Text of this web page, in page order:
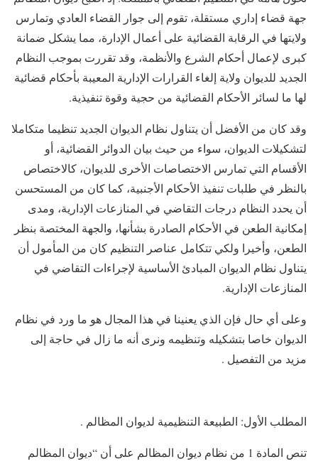
جهة قضاء إداري مستقلة، تقوم إلى جوار القضاء العادي وتمارس
ولايتها في الرقابة القضائية على أعمال الإدارة، مما يشكل ضمانة
كبرى لإعمال أحكام الشرع والأنظمة، وقد تقررت بموجب النظام
الجديد للديوان ولاية إلغاء القرارات الإدارية المعيبة بأحكام قضائية
لها ما لسائر الأحكام القضائية من حجية وقوة تنفيذية.
وقد كان من الأفضل أن يتناول نظام الديوان الجديد تنظيما متكاملا
لتشكيلات الديوان، سواء من حيث بيان الدوائر القضائية، أو
الأقسام التي تمارس الاختصاصات الأخرى للديوان، كالاختصاص
بالنظر في طلبات تنفيذ الأحكام الأجنبية، كما كان من المستحسن
أن يحدد النظام درجات التقاضي في المنازعات الإدارية، ومدى
إمكانية الطعن في الأحكام الصادرة بشأنها، والجهة المختصة بنظر
الطعن، وأخيرا ولكي تتكامل عناصر التنظيم كان من المأمول أن
يتناول نظام الديوان المبادئ الأساسية لإجراءات التقاضي في
المنازعات الإدارية.
وعلى أي حال فإن الذي يعنينا في هذا المجال هو ما ورد في نظام
الديوان خاصا بتشكيله وتنظيمه ونرى أنه ما زال في حاجة إلى
مزيد من التفصيل .
المطلب الأول: الطبيعة التنظيمية لديوان المظالم .
تنص المادة 1 من نظام ديوان المظالم على أن “ديوان المظالم